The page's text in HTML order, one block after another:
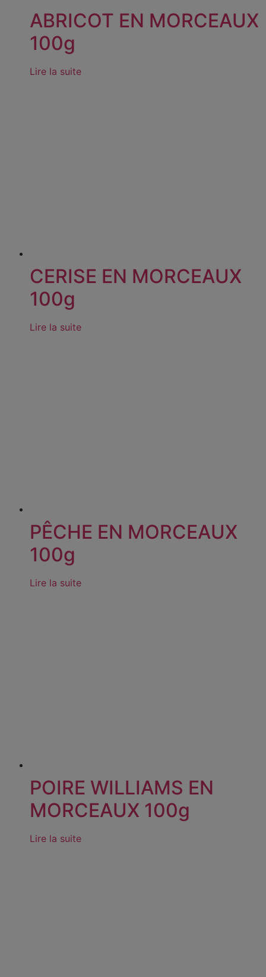
ABRICOT EN MORCEAUX
100g
Lire la suite
CERISE EN MORCEAUX
100g
Lire la suite
PÊCHE EN MORCEAUX
100g
Lire la suite
POIRE WILLIAMS EN
MORCEAUX 100g
Lire la suite